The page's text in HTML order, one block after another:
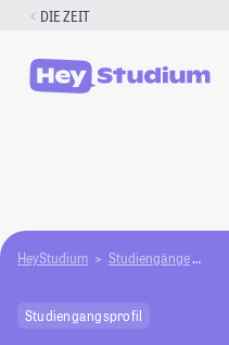
Zum
springen
DIE ZEIT
HeyStudium Studiengänge
Studiengangsprofil